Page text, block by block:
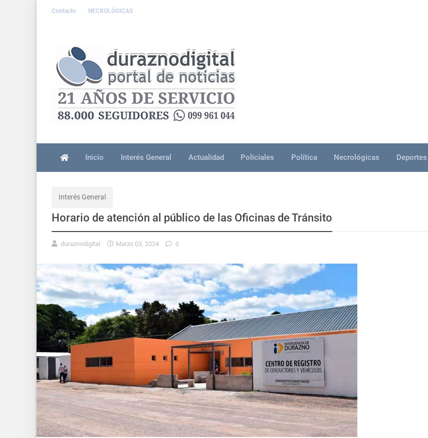
Contacto NECROLÓGICAS
Inicio Interés General Actualidad Policiales Política Necrológicas Deportes
Interés General
Horario de atención al público de las Oficinas de Tránsito
duraznodigital Marzo 03, 2024 0